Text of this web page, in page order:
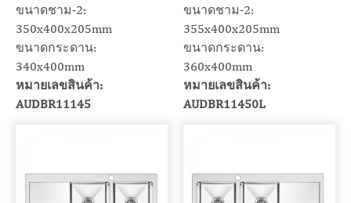
ขนาดชาม-2:
350x400x205mm
ขนาดกระดาน:
340x400mm
หมายเลขสินค้า:
AUDBR11145
ขนาดชาม-2:
355x400x205mm
ขนาดกระดาน:
360x400mm
หมายเลขสินค้า:
AUDBR11450L